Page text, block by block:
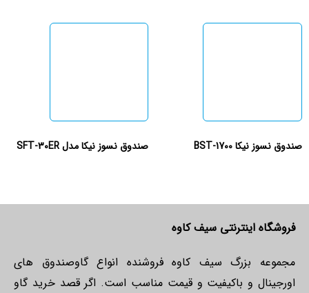
صندوق نسوز نیکا BST-1700 صندوق نسوز نیکا مدل SFT-30ER
فروشگاه اینترنتی سیف کاوه
مجموعه بزرگ سیف کاوه فروشنده انواع گاوصندوق های
اورجینال و باکیفیت و قیمت مناسب است. اگر قصد خرید گاو